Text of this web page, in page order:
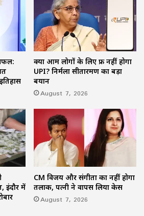
क्या आम लोगों के लिए फ्री नहीं होगा
UPI? निर्मला सीतारमण का बड़ा
बयान
August 7, 2026
इंदौर में
CM विजय और संगीता का नहीं होगा
तलाक, पत्नी ने वापस लिया केस
August 7, 2026